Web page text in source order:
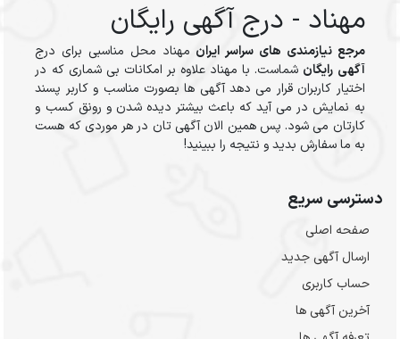
مهناد - درج آگهی رایگان
مرجع نیازمندی های سراسر ایران مهناد محل مناسبی برای درج
آگهی رایگان شماست. با مهناد علاوه بر امکانات بی شماری که در
اختیار کاربران قرار می دهد آگهی ها بصورت مناسب و کاربر پسند
به نمایش در می آید که باعث بیشتر دیده شدن و رونق کسب و
کارتان می شود. پس همین الان آگهی تان در هر موردی که هست
به ما سفارش بدید و نتیجه را ببینید!
دسترسی سریع
صفحه اصلی
ارسال‌ آگهی جدید
حساب کاربری
آخرین آگهی ها